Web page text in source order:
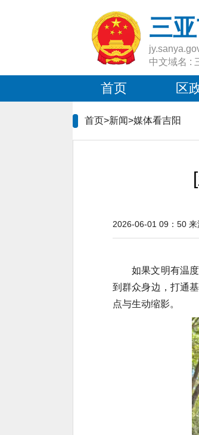
三
中文域名 :
首页 区
首页>新闻>媒体看吉阳
2026-06-01 09：50 来
如果文明有温
到群众身边，打通
点与生动缩影。